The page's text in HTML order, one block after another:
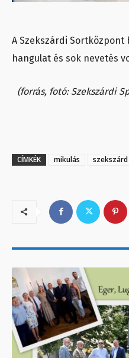
A Szekszárdi
hangulat és sok nevetés
(forrás, fotó: Szekszárdi
CÍMKÉK mikulás szekszárd